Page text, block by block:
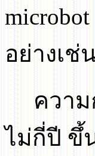
microbot
อย่างเ
ควา
ไม่กี่ปี ขึ้